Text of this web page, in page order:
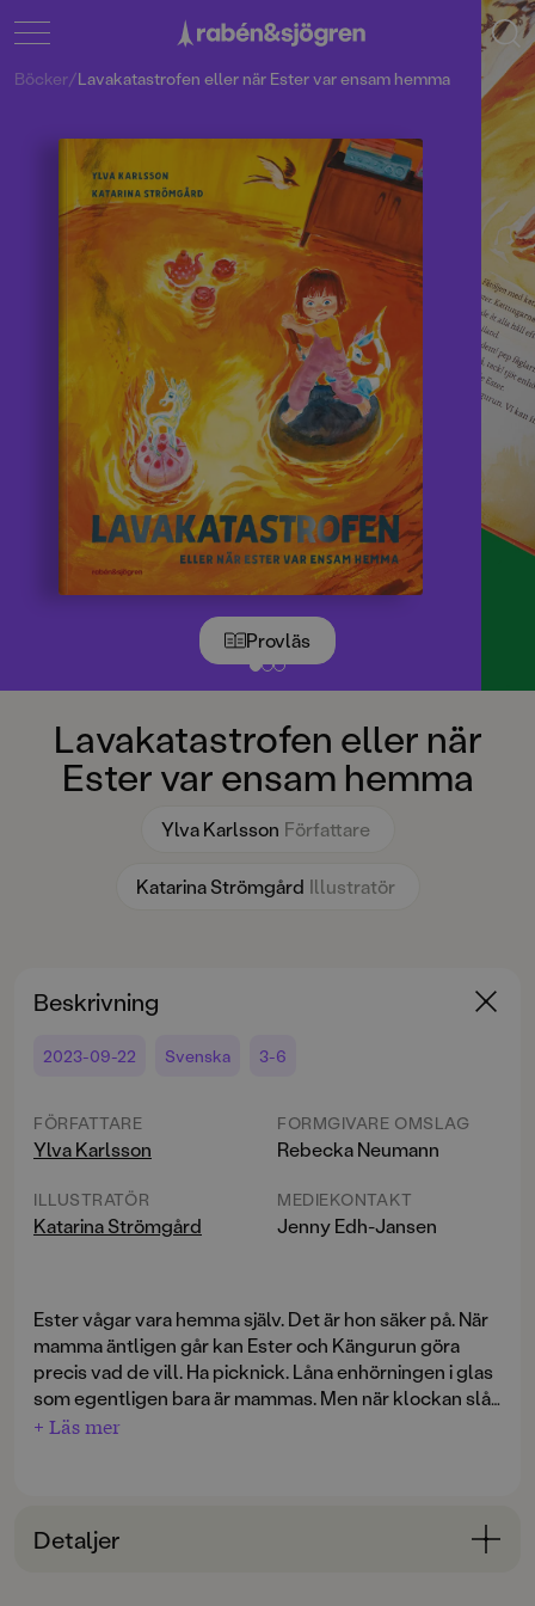
Provläs
Lavakatastrofen eller när
Ester var ensam hemma
Ylva Karlsson Författare
Katarina Strömgård Illustratör
Böcker/Lavakatastrofen eller när Ester var ensam hemma
Beskrivning
2023-09-22 Svenska 3-6
FÖRFATTARE
Ylva Karlsson
ILLUSTRATÖR
Katarina Strömgård
FORMGIVARE OMSLAG
Rebecka Neumann
MEDIEKONTAKT
Jenny Edh-Jansen
Ester vågar vara hemma själv. Det är hon säker på. När
mamma äntligen går kan Ester och Kängurun göra
precis vad de vill. Ha picknick. Låna enhörningen i glas
som egentligen bara är mammas. Men när klockan slår
11:11, fyra likadana siffror, blir golvet till lava! Möblerna
Den fristående, tredje delen om modiga Ester av
+ Läs mer
Detaljer